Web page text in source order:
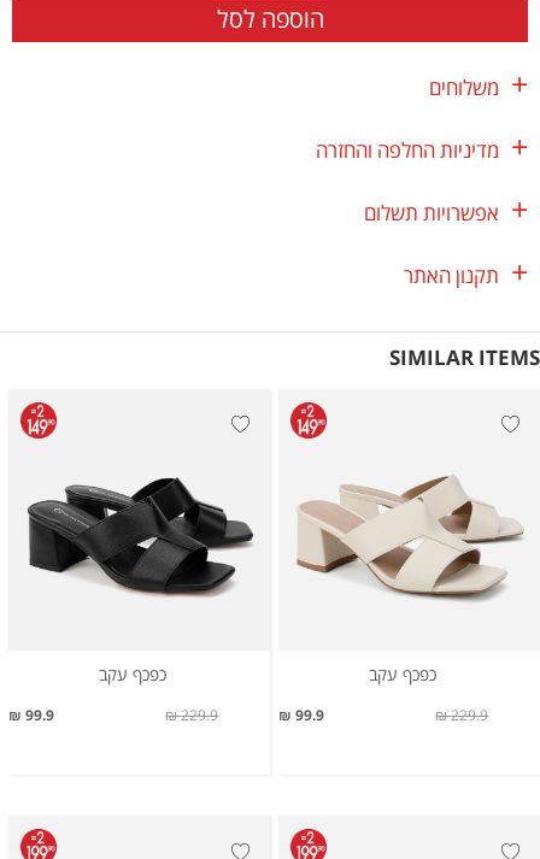
הוספה לסל
משלוחים
מדיניות החלפה והחזרה
אפשרויות תשלום
תקנון האתר
SIMILAR ITEMS
כפכף עקב
99.9 ₪ 229.9 ₪
כפכף עקב
99.9 ₪ 229.9 ₪